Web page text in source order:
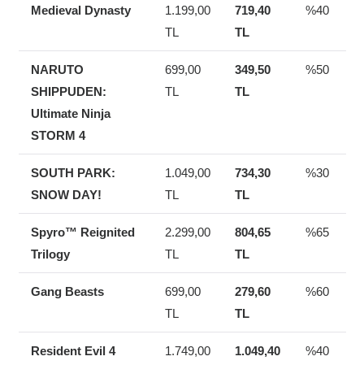
Medieval Dynasty
1.199,00
TL
719,40
TL
%40
NARUTO
SHIPPUDEN:
Ultimate Ninja
STORM 4
699,00
TL
349,50
TL
%50
SOUTH PARK:
SNOW DAY!
1.049,00
TL
734,30
TL
%30
Spyro™ Reignited
Trilogy
2.299,00
TL
804,65
TL
%65
Gang Beasts
699,00
TL
279,60
TL
%60
Resident Evil 4
1.749,00
1.049,40
%40